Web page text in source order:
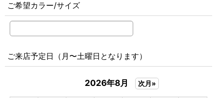
ご希望カラー/サイズ
ご来店予定日（月〜土曜日となります）
2026年8月 次月»